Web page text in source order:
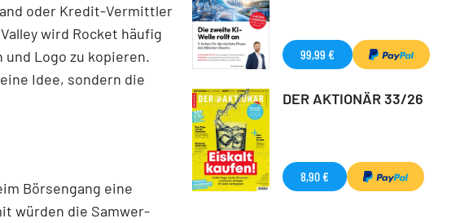
oder Kredit-Vermittler
wird Rocket häufig
Logo zu kopieren.
Idee, sondern die
Börsengang eine
würden die Samwer-
99,99 €
DER AKTIONÄR 33/26
8,90 €